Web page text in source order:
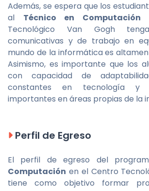
Además, se espera que los
al Técnico en Computación
Tecnológico Van Gogh
comunicativas y de trabajo en
mundo de la informática es
Asimismo, es importante que los
con capacidad de
constantes en tecnología y
importantes en áreas propias de la
Perfil de Egreso
El perfil de egreso del
Computación en el Centro
tiene como objetivo formar